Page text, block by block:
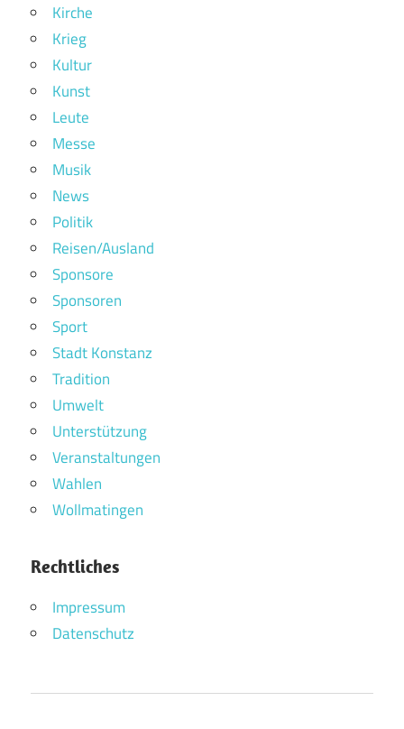
Kirche
Krieg
Kultur
Kunst
Leute
Messe
Musik
News
Politik
Reisen/Ausland
Sponsore
Sponsoren
Sport
Stadt Konstanz
Tradition
Umwelt
Unterstützung
Veranstaltungen
Wahlen
Wollmatingen
Rechtliches
Impressum
Datenschutz